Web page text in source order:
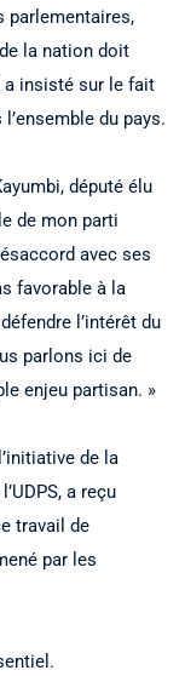
parlementaires,
la nation doit
a insisté sur le fait
du pays.
député élu
de mon parti
avec ses
favorable à la
l’intérêt du
parlons ici de
enjeu partisan. »
de la
a reçu
travail de
par les